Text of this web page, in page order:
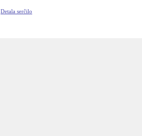
Detala serĉilo